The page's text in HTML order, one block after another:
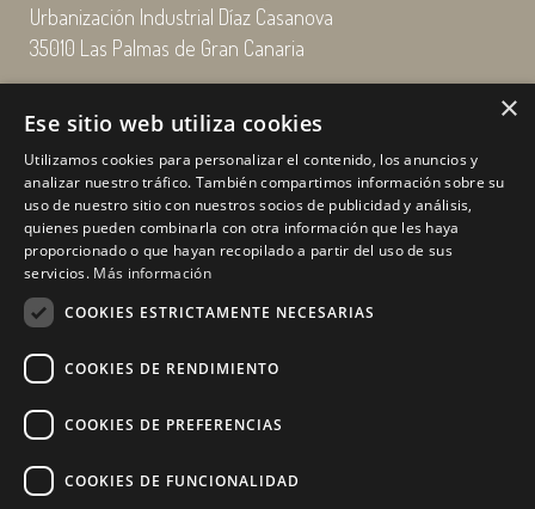
Urbanización Industrial Díaz Casanova
35010 Las Palmas de Gran Canaria
Email: enairgy@enairgy.es
Horariode lunes a jueves
de 07:00 a 16:00 horas
viernes de 07:00 a 15:00 horas
sábados y domingo, cerrado.
×
Ese sitio web utiliza cookies
Utilizamos cookies para personalizar el contenido, los anuncios y
analizar nuestro tráfico. También compartimos información sobre su
uso de nuestro sitio con nuestros socios de publicidad y análisis,
quienes pueden combinarla con otra información que les haya
proporcionado o que hayan recopilado a partir del uso de sus
servicios. Más información
COOKIES ESTRICTAMENTE NECESARIAS
COOKIES DE RENDIMIENTO
COOKIES DE PREFERENCIAS
COOKIES DE FUNCIONALIDAD